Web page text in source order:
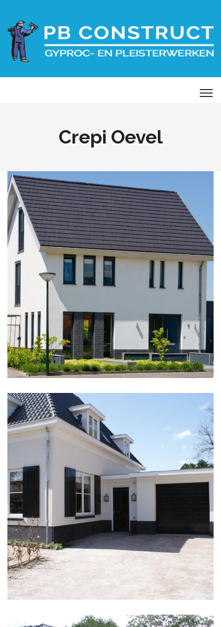
Crepi Oevel